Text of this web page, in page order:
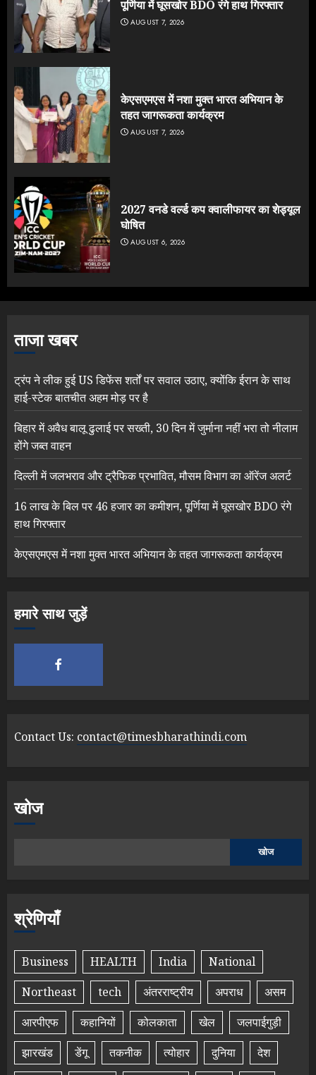
पूर्णिया में घूसखोर BDO रंगे हाथ गिरफ्तार
AUGUST 7, 2026
केएसएमएस में नशा मुक्त भारत अभियान के
तहत जागरूकता कार्यक्रम
AUGUST 7, 2026
2027 वनडे वर्ल्ड कप क्वालीफायर का शेड्यूल
घोषित
AUGUST 6, 2026
ताजा खबर
ट्रंप ने लीक हुई US डिफेंस शर्तों पर सवाल उठाए, क्योंकि ईरान के साथ
हाई-स्टेक बातचीत अहम मोड़ पर है
बिहार में अवैध बालू ढुलाई पर सख्ती, 30 दिन में जुर्माना नहीं भरा तो नीलाम
होंगे जब्त वाहन
दिल्ली में जलभराव और ट्रैफिक प्रभावित, मौसम विभाग का ऑरेंज अलर्ट
16 लाख के बिल पर 46 हजार का कमीशन, पूर्णिया में घूसखोर BDO रंगे
हाथ गिरफ्तार
केएसएमएस में नशा मुक्त भारत अभियान के तहत जागरूकता कार्यक्रम
हमारे साथ जुड़ें
Contact Us: contact@timesbharathindi.com
खोज
खोज
श्रेणियाँ
Business HEALTH India
National
Northeast
tech अंतरराष्ट्रीय अपराध
असम
आरपीएफ
कहानियों कोलकाता खेल
जलपाईगुड़ी
झारखंड
डेंगू तकनीक त्योहार दुनिया देश